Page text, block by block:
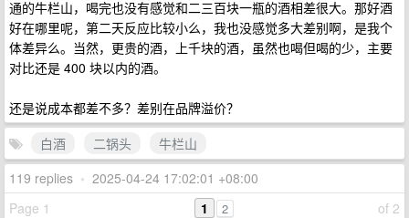
通的牛栏山，喝完也没有感觉和二三百块一瓶的酒相差很大。那好酒
好在哪里呢，第二天反应比较小么，我也没感觉多大差别啊，是我个
体差异么。当然，更贵的酒，上千块的酒，虽然也喝但喝的少，主要
对比还是 400 块以内的酒。
还是说成本都差不多？差别在品牌溢价？
白酒
二锅头
牛栏山
119 replies • 2025-04-24 17:02:01 +08:00
Page 1
of 2
1 2